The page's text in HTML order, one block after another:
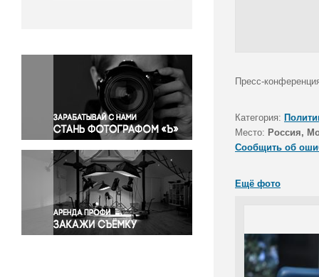
Окружающая среда
Политика
Правосудие
Происшествия и конфликты
Религия
Светская жизнь
Спорт
Экология
Экономика и бизнес
Пресс-
Категория:
Место: Россия,
Сообщить об
Ещё фото